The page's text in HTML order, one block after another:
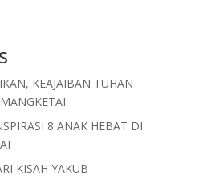
KEAJAIBAN TUHAN
8 ANAK HEBAT DI
KISAH YAKUB